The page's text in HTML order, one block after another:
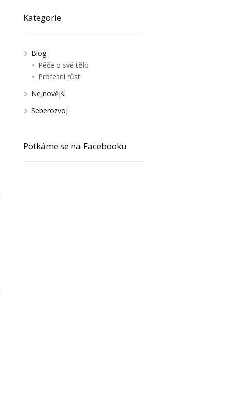
Kategorie
Blog
Péče o své tělo
Profesní růst
Nejnovější
Seberozvoj
Potkáme se na Facebooku